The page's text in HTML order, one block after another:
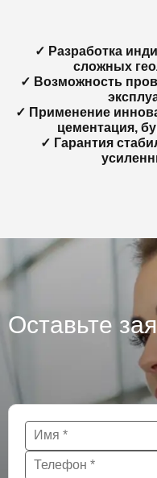
✓ Разработка
сложных
✓ Возможность
✓ Применение
цементация,
✓ Гарантия
Оставьте